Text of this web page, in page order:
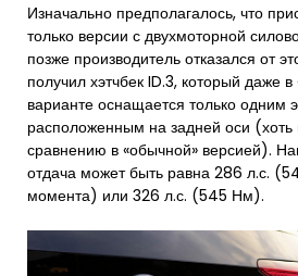
Изначально предполагалось, что
только версии с двухмоторной
позже производитель отказался от
получил хэтчбек ID.3, который даже в
варианте оснащается только одним
расположенным на задней оси
сравнению в «обычной» версией).
отдача может быть равна 286 л.с.
момента) или 326 л.с. (545 Нм).